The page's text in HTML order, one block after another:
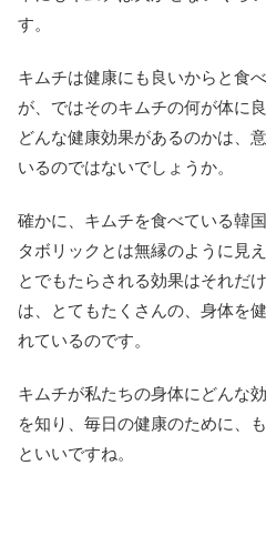
す。
キムチは健康にも良いからと食
が、ではそのキムチの何が体に
どんな健康効果があるのかは、
いるのではないでしょうか。
確かに、キムチを食べている韓
タボリックとは無縁のように見
とでもたらされる効果はそれだ
は、とてもたくさんの、身体を
れているのです。
キムチが私たちの身体にどんな
を知り、毎日の健康のために、
といいですね。